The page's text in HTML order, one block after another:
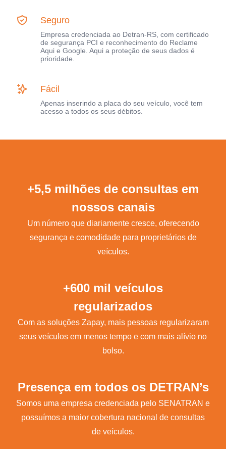
Seguro
Empresa credenciada ao Detran-RS, com certificado
de segurança PCI e reconhecimento do Reclame
Aqui e Google. Aqui a proteção de seus dados é
prioridade.
Fácil
Apenas inserindo a placa do seu veículo, você tem
acesso a todos os seus débitos.
+5,5 milhões de consultas em
nossos canais
Um número que diariamente cresce, oferecendo
segurança e comodidade para proprietários de
veículos.
+600 mil veículos
regularizados
Com as soluções Zapay, mais pessoas regularizaram
seus veículos em menos tempo e com mais alívio no
bolso.
Presença em todos os DETRAN’s
Somos uma empresa credenciada pelo SENATRAN e
possuímos a maior cobertura nacional de consultas
de veículos.